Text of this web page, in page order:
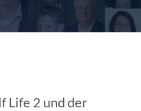
Life 2 und der